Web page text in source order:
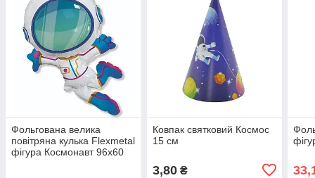
Фольгована велика
повітряна кулька Flexmetal
фігура Космонавт 96х60
Ковпак святковий Космос
15 см
3,80₴